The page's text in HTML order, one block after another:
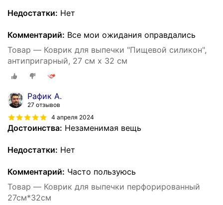
Недостатки: Нет
Комментарий: Все мои ожидания оправдались
Товар — Коврик для выпечки "Пищевой силикон",
антипригарный, 27 см x 32 см
Рафик А.
27 отзывов
4 апреля 2024
Достоинства: Незаменимая вещь
Недостатки: Нет
Комментарий: Часто пользуюсь
Товар — Коврик для выпечки перфорированный
27см*32см